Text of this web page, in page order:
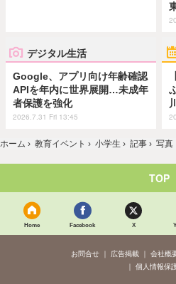
デジタル生活
Google、アプリ向け年齢確認
APIを年内に世界展開…未成年
者保護を強化
2026.7.31 Fri 13:45
ホーム › 教育イベント › 小学生 › 記事 › 写真
TOP
Home Facebook X
お問合せ 広告掲載 会社概
個人情報保